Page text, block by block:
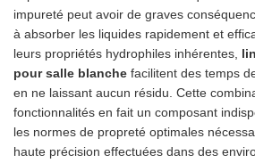
impureté peut avoir de graves
à absorber les liquides rapidement et
leurs propriétés hydrophiles inhérentes,
pour salle blanche facilitent des temps
en ne laissant aucun résidu. Cette
fonctionnalités en fait un composant
les normes de propreté optimales
haute précision effectuées dans des